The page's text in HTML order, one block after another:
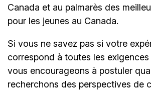
Canada et au palmarès des
pour les jeunes au Canada.
Si vous ne savez pas si votre
correspond à toutes les
vous encourageons à postuler
recherchons des perspectives de